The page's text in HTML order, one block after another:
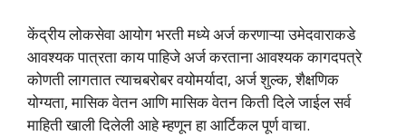
केंद्रीय लोकसेवा आयोग भरती मध्ये अर्ज करणाऱ्या उमेदवाराकडे
आवश्यक पात्रता काय पाहिजे अर्ज करताना आवश्यक कागदपत्रे
कोणती लागतात त्याचबरोबर वयोमर्यादा, अर्ज शुल्क, शैक्षणिक
योग्यता, मासिक वेतन आणि मासिक वेतन किती दिले जाईल सर्व
माहिती खाली दिलेली आहे म्हणून हा आर्टिकल पूर्ण वाचा.